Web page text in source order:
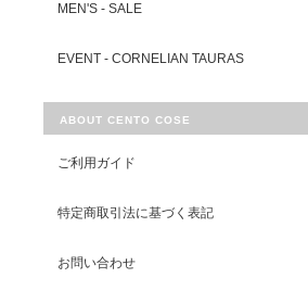
MEN'S - SALE
EVENT - CORNELIAN TAURAS
ABOUT CENTO COSE
ご利用ガイド
特定商取引法に基づく表記
お問い合わせ